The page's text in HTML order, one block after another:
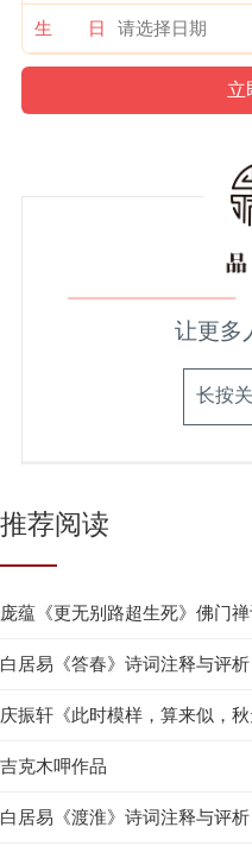
生 日
让更多
长按
推荐阅读
庞蕴《更无别路超生死》佛门
白居易《答春》诗词注释与评析
庆振轩《此时模样，算来似，
吉克木呷作品
白居易《渡淮》诗词注释与评析